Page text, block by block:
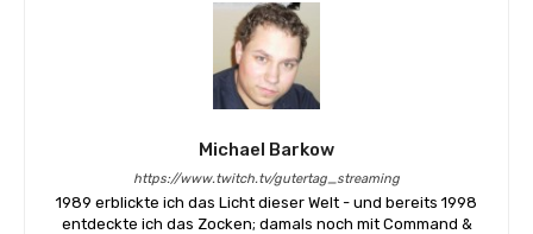
Michael Barkow
https://www.twitch.tv/gutertag_streaming
1989 erblickte ich das Licht dieser Welt - und bereits 1998
entdeckte ich das Zocken; damals noch mit Command &